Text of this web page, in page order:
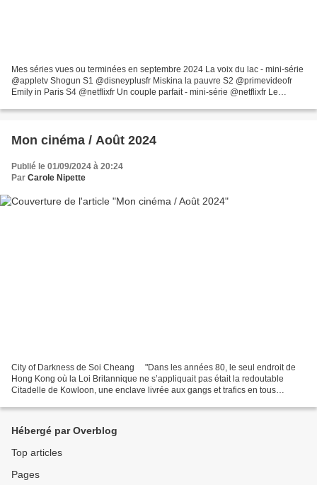
Mes séries vues ou terminées en septembre 2024 La voix du lac - mini-série
@appletv Shogun S1 @disneyplusfr Miskina la pauvre S2 @primevideofr
Emily in Paris S4 @netflixfr Un couple parfait - mini-série @netflixfr Le
Mon cinéma / Août 2024
Publié le 01/09/2024 à 20:24
Par Carole Nipette
City of Darkness de Soi Cheang ⠀ "Dans les années 80, le seul endroit de
Hong Kong où la Loi Britannique ne s’appliquait pas était la redoutable
Citadelle de Kowloon, une enclave livrée aux gangs et trafics en tous
Hébergé par Overblog
Top articles
Pages